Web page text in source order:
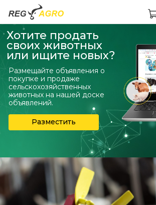
Хотите продать
своих животных
или ищите новых?
Размещайте объявления о
покупке и продаже
сельскохозяйственных
животных на нашей доске
объявлений.
Разместить